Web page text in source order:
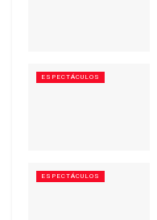
ESPECTÁCULOS
ESPECTÁCULOS